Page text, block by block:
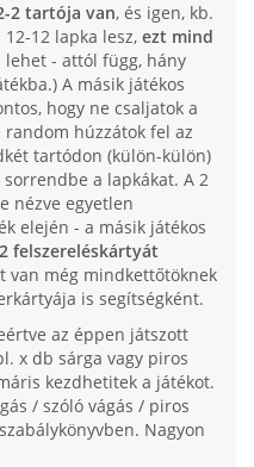
2 tartója van, és igen, kb.
12 lapka lesz, ezt mind
lehet - attól függ, hány
A másik játékos
hogy ne csaljatok a
húzzátok fel az
tartódon (külön-külön)
a lapkákat. A 2
nézve egyetlen
elején - a másik játékos
2 felszereléskártyát
van még mindkettőtöknek
is segítségként.
az éppen játszott
x db sárga vagy piros
kezdhetitek a játékot.
/ szóló vágás / piros
Nagyon